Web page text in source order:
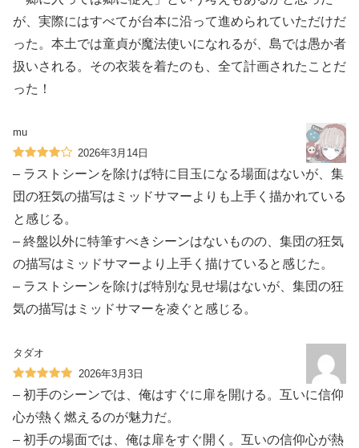
が、実際にはすべてが台本に沿って進められていただけだ
った。本土では童貞が魔法使いになれるが、島では愚か者
扱いされる。その衣装を着たのも、全て計画されたことだ
った！
mu
2026年3月14日
– ラストシーンを除けば特に目玉になる場面はないが、集
団の狂気の描写はミッドサマーよりも上手く描かれている
と感じる。
– 終盤以外に特筆すべきシーンはないものの、集団の狂気
の描写はミッドサマーより上手く描けていると感じた。
– ラストシーンを除けば特別な見せ場はないが、集団の狂
気の描写はミッドサマーを凌ぐと感じる。
タダオ
2026年3月3日
– 初手のシーンでは、俺はすぐに扉を開ける。互いに信仰
心が熱く燃えるのが魅力だ。
– 初手の場面では、俺は扉をすぐ開く。互いの信仰心が熱